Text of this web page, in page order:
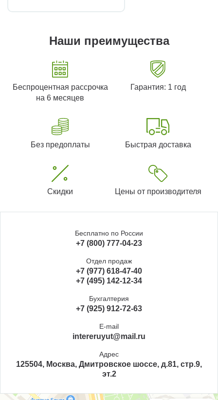
Наши преимущества
Беспроцентная рассрочка
на 6 месяцев
Гарантия: 1 год
Без предоплаты Быстрая доставка
Скидки Цены от производителя
Бесплатно по России
+7 (800) 777-04-23
Отдел продаж
+7 (977) 618-47-40
+7 (495) 142-12-34
Бухгалтерия
+7 (925) 912-72-63
E-mail
intereruyut@mail.ru
Адрес
125504, Москва, Дмитровское шоссе, д.81, стр.9,
эт.2